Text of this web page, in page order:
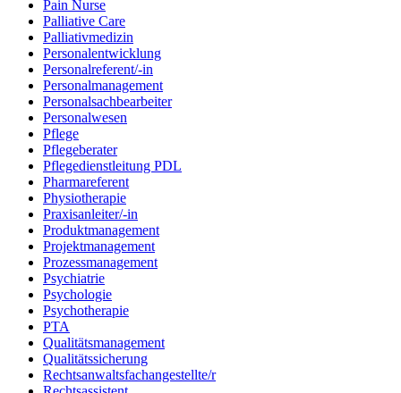
Pain Nurse
Palliative Care
Palliativmedizin
Personalentwicklung
Personalreferent/-in
Personalmanagement
Personalsachbearbeiter
Personalwesen
Pflege
Pflegeberater
Pflegedienstleitung PDL
Pharmareferent
Physiotherapie
Praxisanleiter/-in
Produktmanagement
Projektmanagement
Prozessmanagement
Psychiatrie
Psychologie
Psychotherapie
PTA
Qualitätsmanagement
Qualitätssicherung
Rechtsanwaltsfachangestellte/r